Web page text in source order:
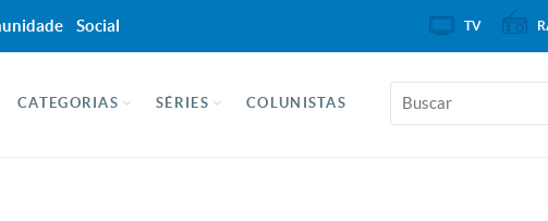
CATEGORIAS SÉRIES COLUNISTAS
Social TV